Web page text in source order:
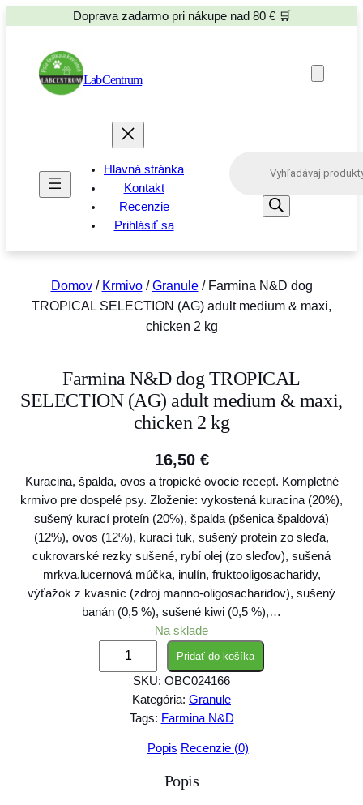
Doprava zadarmo pri nákupe nad 80 € 🛒
LabCentrum
Hlavná stránka
Kontakt
Recenzie
Prihlásiť sa
s
e
r
Domov/ Krmivo/Granule/ Farmina N&D dog
TROPICAL SELECTION (AG) adult medium & maxi,
chicken 2 kg
Farmina N&D dog TROPICAL
SELECTION (AG) adult medium & maxi,
chicken 2 kg
16,50 €
Kuracina, špalda, ovos a tropické ovocie recept. Kompletné
krmivo pre dospelé psy. Zloženie: vykostená kuracina (20%),
sušený kurací proteín (20%), špalda (pšenica špaldová)
(12%), ovos (12%), kurací tuk, sušený proteín zo sleďa,
cukrovarské rezky sušené, rybí olej (zo sleďov), sušená
mrkva,lucernová múčka, inulín, fruktooligosacharidy,
výťažok z kvasníc (zdroj manno-oligosacharidov), sušený
banán (0,5 %), sušené kiwi (0,5 %),…
Na sklade
Pridať do košíka
SKU: OBC024166
Kategória: Granule
Tags: Farmina N&D
Popis Recenzie (0)
Popis